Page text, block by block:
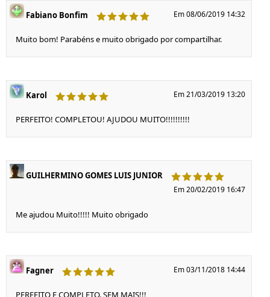
Fabiano Bonfim Em 08/06/2019 14:32
Muito bom! Parabéns e muito obrigado por compartilhar.
Karol Em 21/03/2019 13:20
PERFEITO! COMPLETOU! AJUDOU MUITO!!!!!!!!!!
GUILHERMINO GOMES LUIS JUNIOR
Em 20/02/2019 16:47
Me ajudou Muito!!!!! Muito obrigado
Fagner Em 03/11/2018 14:44
PERFEITO E COMPLETO. SEM MAIS!!!